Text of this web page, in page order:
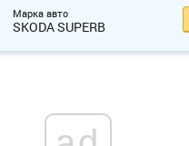
Марка авто
SKODA SUPERB